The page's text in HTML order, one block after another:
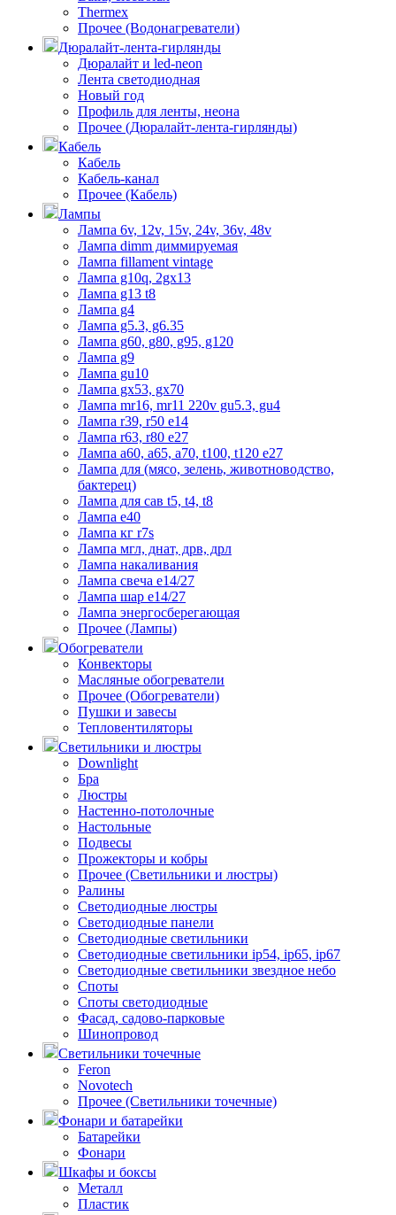
Thermex
Прочее (Водонагреватели)
Дюралайт-лента-гирлянды
Дюралайт и led-neon
Лента светодиодная
Новый год
Профиль для ленты, неона
Прочее (Дюралайт-лента-гирлянды)
Кабель
Кабель
Кабель-канал
Прочее (Кабель)
Лампы
Лампа 6v, 12v, 15v, 24v, 36v, 48v
Лампа dimm диммируемая
Лампа fillament vintage
Лампа g10q, 2gx13
Лампа g13 t8
Лампа g4
Лампа g5.3, g6.35
Лампа g60, g80, g95, g120
Лампа g9
Лампа gu10
Лампа gx53, gx70
Лампа mr16, mr11 220v gu5.3, gu4
Лампа r39, r50 е14
Лампа r63, r80 е27
Лампа а60, а65, а70, t100, t120 е27
Лампа для (мясо, зелень, животноводство,
бактерец)
Лампа для сав t5, t4, t8
Лампа е40
Лампа кг r7s
Лампа мгл, днат, дрв, дрл
Лампа накаливания
Лампа свеча е14/27
Лампа шар е14/27
Лампа энергосберегающая
Прочее (Лампы)
Обогреватели
Конвекторы
Масляные обогреватели
Прочее (Обогреватели)
Пушки и завесы
Тепловентиляторы
Светильники и люстры
Downlight
Бра
Люстры
Настенно-потолочные
Настольные
Подвесы
Прожекторы и кобры
Прочее (Светильники и люстры)
Ралины
Светодиодные люстры
Светодиодные панели
Светодиодные светильники
Светодиодные светильники ip54, ip65, ip67
Светодиодные светильники звездное небо
Споты
Споты светодиодные
Фасад, садово-парковые
Шинопровод
Светильники точечные
Feron
Novotech
Прочее (Светильники точечные)
Фонари и батарейки
Батарейки
Фонари
Шкафы и боксы
Металл
Пластик